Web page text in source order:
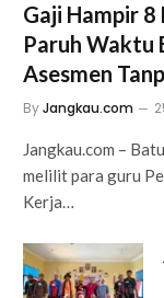
Gaji Hampir 8
Paruh Waktu
Asesmen
ByJangkau.com
Jangkau.com –
melilit para guru
Kerja…